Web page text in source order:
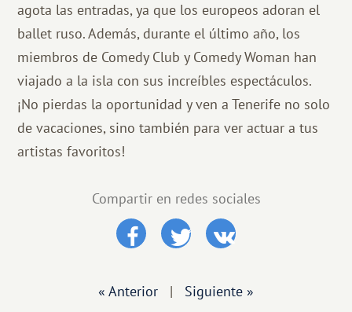
agota las entradas, ya que los europeos adoran el
ballet ruso. Además, durante el último año, los
miembros de Comedy Club y Comedy Woman han
viajado a la isla con sus increíbles espectáculos.
¡No pierdas la oportunidad y ven a Tenerife no solo
de vacaciones, sino también para ver actuar a tus
artistas favoritos!
Compartir en redes sociales
« Anterior | Siguiente »